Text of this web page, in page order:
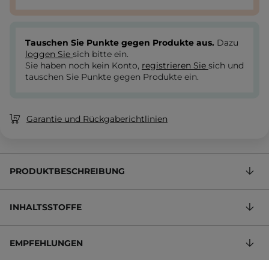
Tauschen Sie Punkte gegen Produkte aus. Dazu
loggen Sie sich bitte ein.
Sie haben noch kein Konto, registrieren Sie sich und
tauschen Sie Punkte gegen Produkte ein.
Garantie und Rückgaberichtlinien
PRODUKTBESCHREIBUNG
INHALTSSTOFFE
EMPFEHLUNGEN